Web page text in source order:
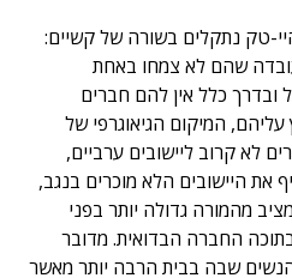
טק נתקלים בשורה של קשיים:
שהם לא צמחו באחת
ובדרך כלל אין להם חברים
המיקום הגיאוגרפי של
לא קרוב ליישובים ערביים,
את היישובים הלא מוכרים בנגב,
מהמורה גדולה יותר בפני
החברה הבדואית. מדובר
שבה בבית הרבה יותר מאשר